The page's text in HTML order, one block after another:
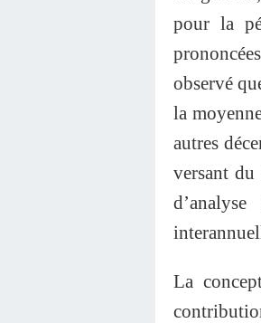
pour la
observé
la
autres
versant du
La